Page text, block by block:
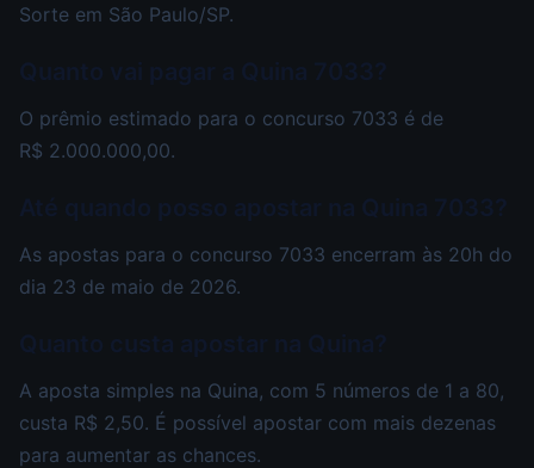
Sorte em São Paulo/SP.
O prêmio estimado para o concurso 7033 é de
R$ 2.000.000,00.
As apostas para o concurso 7033 encerram às 20h do
dia 23 de maio de 2026.
A aposta simples na Quina, com 5 números de 1 a 80,
custa R$ 2,50. É possível apostar com mais dezenas
para aumentar as chances.